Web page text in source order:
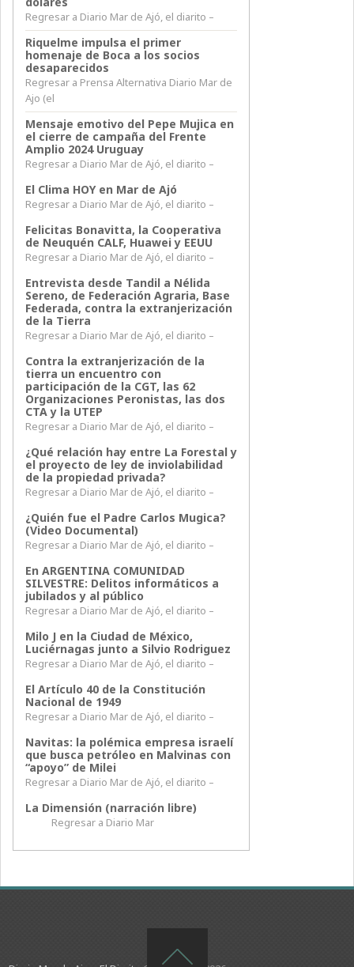
Regresar a Diario Mar de Ajó, el diarito –
Riquelme impulsa el primer
homenaje de Boca a los socios
desaparecidos
Regresar a Prensa Alternativa Diario Mar de
Ajo (el
Mensaje emotivo del Pepe Mujica en
el cierre de campaña del Frente
Amplio 2024 Uruguay
Regresar a Diario Mar de Ajó, el diarito –
El Clima HOY en Mar de Ajó
Regresar a Diario Mar de Ajó, el diarito –
Felicitas Bonavitta, la Cooperativa
de Neuquén CALF, Huawei y EEUU
Regresar a Diario Mar de Ajó, el diarito –
Entrevista desde Tandil a Nélida
Sereno, de Federación Agraria, Base
Federada, contra la extranjerización
de la Tierra
Regresar a Diario Mar de Ajó, el diarito –
Contra la extranjerización de la
tierra un encuentro con
participación de la CGT, las 62
Organizaciones Peronistas, las dos
CTA y la UTEP
Regresar a Diario Mar de Ajó, el diarito –
¿Qué relación hay entre La Forestal y
el proyecto de ley de inviolabilidad
de la propiedad privada?
Regresar a Diario Mar de Ajó, el diarito –
¿Quién fue el Padre Carlos Mugica?
(Video Documental)
Regresar a Diario Mar de Ajó, el diarito –
En ARGENTINA COMUNIDAD
SILVESTRE: Delitos informáticos a
jubilados y al público
Regresar a Diario Mar de Ajó, el diarito –
Milo J en la Ciudad de México,
Luciérnagas junto a Silvio Rodriguez
Regresar a Diario Mar de Ajó, el diarito –
El Artículo 40 de la Constitución
Nacional de 1949
Regresar a Diario Mar de Ajó, el diarito –
Navitas: la polémica empresa israelí
que busca petróleo en Malvinas con
“apoyo” de Milei
Regresar a Diario Mar de Ajó, el diarito –
La Dimensión (narración libre)
Regresar a Diario Mar